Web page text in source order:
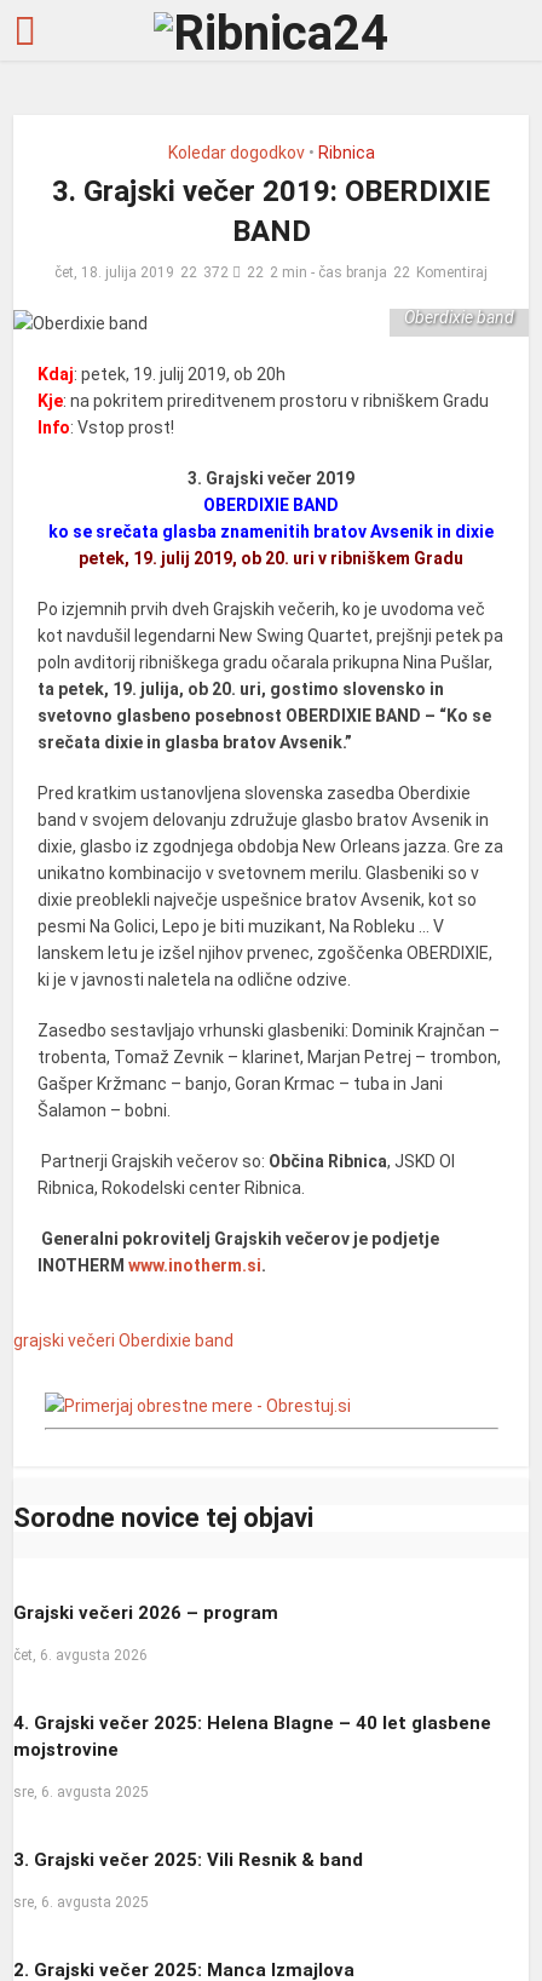
Koledar dogodkov • Ribnica
3. Grajski večer 2019: OBERDIXIE
BAND
čet, 18. julija 2019 372 2 min - čas branja Komentiraj
Oberdixie band
Kdaj: petek, 19. julij 2019, ob 20h
Kje: na pokritem prireditvenem prostoru v ribniškem Gradu
Info: Vstop prost!
3. Grajski večer 2019
OBERDIXIE BAND
ko se srečata glasba znamenitih bratov Avsenik in dixie
petek, 19. julij 2019, ob 20. uri v ribniškem Gradu
Po izjemnih prvih dveh Grajskih večerih, ko je uvodoma več
kot navdušil legendarni New Swing Quartet, prejšnji petek pa
poln avditorij ribniškega gradu očarala prikupna Nina Pušlar,
ta petek, 19. julija, ob 20. uri, gostimo slovensko in
svetovno glasbeno posebnost OBERDIXIE BAND – “Ko se
srečata dixie in glasba bratov Avsenik.”
Pred kratkim ustanovljena slovenska zasedba Oberdixie
band v svojem delovanju združuje glasbo bratov Avsenik in
dixie, glasbo iz zgodnjega obdobja New Orleans jazza. Gre za
unikatno kombinacijo v svetovnem merilu. Glasbeniki so v
dixie preoblekli največje uspešnice bratov Avsenik, kot so
pesmi Na Golici, Lepo je biti muzikant, Na Robleku … V
lanskem letu je izšel njihov prvenec, zgoščenka OBERDIXIE,
ki je v javnosti naletela na odlične odzive.
Zasedbo sestavljajo vrhunski glasbeniki: Dominik Krajnčan –
trobenta, Tomaž Zevnik – klarinet, Marjan Petrej – trombon,
Gašper Kržmanc – banjo, Goran Krmac – tuba in Jani
Šalamon – bobni.
Partnerji Grajskih večerov so: Občina Ribnica, JSKD OI
Ribnica, Rokodelski center Ribnica.
Generalni pokrovitelj Grajskih večerov je podjetje
INOTHERMwww.inotherm.si.
grajski večeri Oberdixie band
Sorodne novice tej objavi
Grajski večeri 2026 – program
čet, 6. avgusta 2026
4. Grajski večer 2025: Helena Blagne – 40 let glasbene
mojstrovine
sre, 6. avgusta 2025
3. Grajski večer 2025: Vili Resnik & band
sre, 6. avgusta 2025
2. Grajski večer 2025: Manca Izmajlova